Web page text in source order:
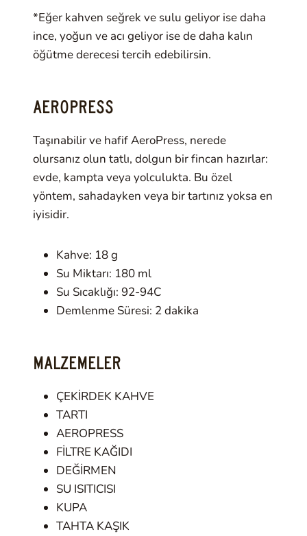
*Eğer kahven seğrek ve sulu geliyor ise daha
ince, yoğun ve acı geliyor ise de daha kalın
öğütme derecesi tercih edebilirsin.
AEROPRESS
Taşınabilir ve hafif AeroPress, nerede
olursanız olun tatlı, dolgun bir fincan hazırlar:
evde, kampta veya yolculukta. Bu özel
yöntem, sahadayken veya bir tartınız yoksa en
iyisidir.
Kahve: 18 g
Su Miktarı: 180 ml
Su Sıcaklığı: 92-94C
Demlenme Süresi: 2 dakika
MALZEMELER
ÇEKİRDEK KAHVE
TARTI
AEROPRESS
FİLTRE KAĞIDI
DEĞİRMEN
SU ISITICISI
KUPA
TAHTA KAŞIK